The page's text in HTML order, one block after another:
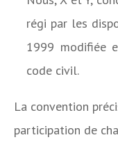
régi par les
1999 modifiée
code civil.
La convention
participation de